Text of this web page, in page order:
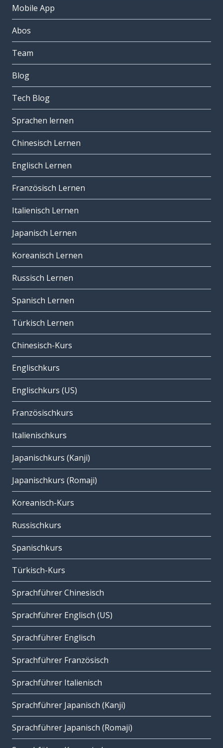
Mobile App
Abos
Team
Blog
Tech Blog
Sprachen lernen
Chinesisch Lernen
Englisch Lernen
Französisch Lernen
Italienisch Lernen
Japanisch Lernen
Koreanisch Lernen
Russisch Lernen
Spanisch Lernen
Türkisch Lernen
Chinesisch-Kurs
Englischkurs
Englischkurs (US)
Französischkurs
Italienischkurs
Japanischkurs (Kanji)
Japanischkurs (Romaji)
Koreanisch-Kurs
Russischkurs
Spanischkurs
Türkisch-Kurs
Sprachführer Chinesisch
Sprachführer Englisch (US)
Sprachführer Englisch
Sprachführer Französisch
Sprachführer Italienisch
Sprachführer Japanisch (Kanji)
Sprachführer Japanisch (Romaji)